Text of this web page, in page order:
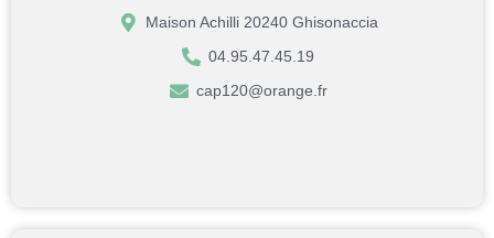
Maison Achilli 20240 Ghisonaccia
04.95.47.45.19
cap120@orange.fr